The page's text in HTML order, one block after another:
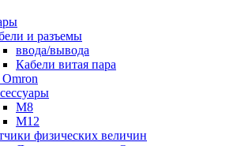
и разъемы
ввода/вывода
Кабели витая пара
M8
M12
физических величин